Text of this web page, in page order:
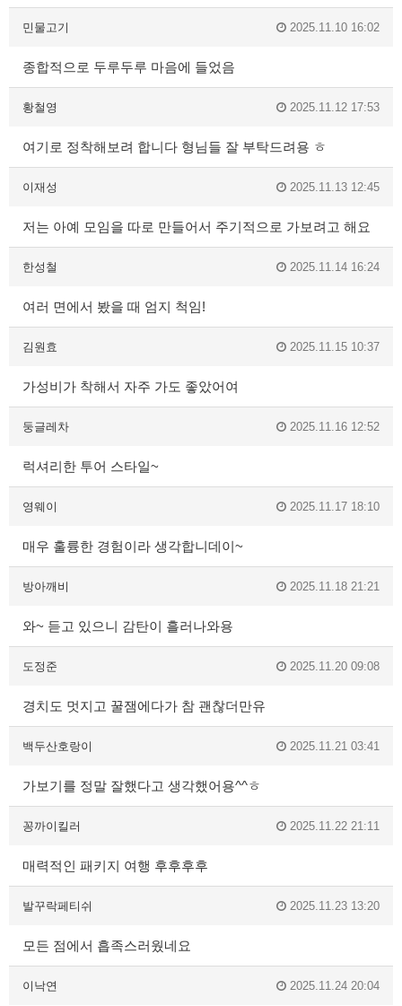
민물고기 2025.11.10 16:02
종합적으로 두루두루 마음에 들었음
황철영 2025.11.12 17:53
여기로 정착해보려 합니다 형님들 잘 부탁드려용 ㅎ
이재성 2025.11.13 12:45
저는 아예 모임을 따로 만들어서 주기적으로 가보려고 해요
한성철 2025.11.14 16:24
여러 면에서 봤을 때 엄지 척임!
김원효 2025.11.15 10:37
가성비가 착해서 자주 가도 좋았어여
둥글레차 2025.11.16 12:52
럭셔리한 투어 스타일~
영웨이 2025.11.17 18:10
매우 훌륭한 경험이라 생각합니데이~
방아깨비 2025.11.18 21:21
와~ 듣고 있으니 감탄이 흘러나와용
도정준 2025.11.20 09:08
경치도 멋지고 꿀잼에다가 참 괜찮더만유
백두산호랑이 2025.11.21 03:41
가보기를 정말 잘했다고 생각했어용^^ㅎ
꽁까이킬러 2025.11.22 21:11
매력적인 패키지 여행 후후후후
발꾸락페티쉬 2025.11.23 13:20
모든 점에서 흡족스러웠네요
이낙연 2025.11.24 20:04